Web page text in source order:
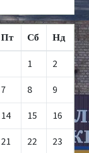
Пт Сб Нд
1 2
7 8 9
14 15 16
21 22 23